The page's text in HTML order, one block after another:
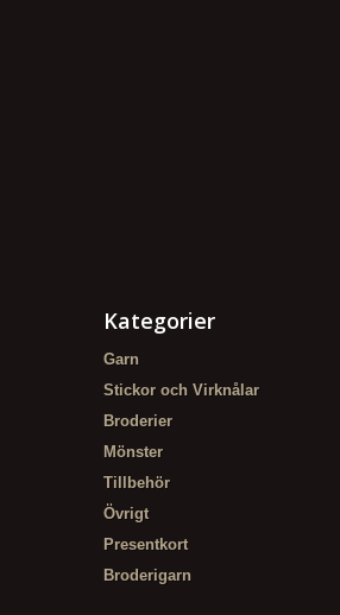
Kategorier
Garn
Stickor och Virknålar
Broderier
Mönster
Tillbehör
Övrigt
Presentkort
Broderigarn